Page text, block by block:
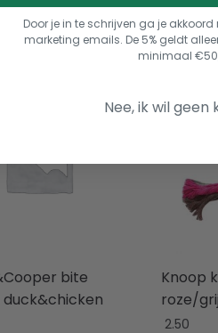
bite
duck&chicken
Knoop
roze/
2.50
Door je in te schrijven ga je
marketing emails. De 5% geldt
minimaal
Nee, ik wil geen